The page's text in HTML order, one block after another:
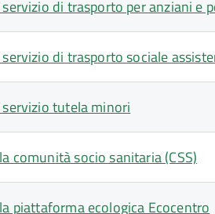
di trasporto per anziani e
di trasporto sociale
tutela minori
comunità socio sanitaria (CSS)
piattaforma ecologica Ecocentro